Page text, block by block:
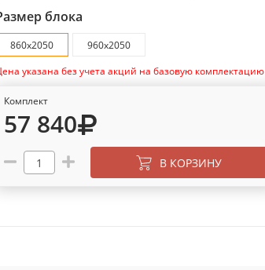
блока
860х2050
960х2050
указана без учета акций на базовую комплектацию
Комплект
57 840
В КОРЗИНУ